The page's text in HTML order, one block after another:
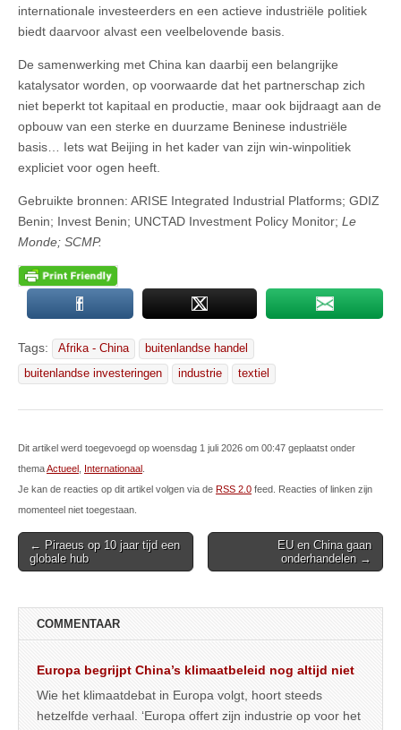
internationale investeerders en een actieve industriële politiek
biedt daarvoor alvast een veelbelovende basis.
De samenwerking met China kan daarbij een belangrijke
katalysator worden, op voorwaarde dat het partnerschap zich
niet beperkt tot kapitaal en productie, maar ook bijdraagt aan de
opbouw van een sterke en duurzame Beninese industriële
basis… Iets wat Beijing in het kader van zijn win-winpolitiek
expliciet voor ogen heeft.
Gebruikte bronnen: ARISE Integrated Industrial Platforms; GDIZ
Benin; Invest Benin; UNCTAD Investment Policy Monitor; Le
Monde; SCMP.
Tags: Afrika - China
buitenlandse handel
buitenlandse investeringen
industrie textiel
Dit artikel werd toegevoegd op woensdag 1 juli 2026 om 00:47 geplaatst onder
themaActueel Internationaal
Je kan de reacties op dit artikel volgen via de RSS 2.0 feed. Reacties of linken zijn
momenteel niet toegestaan.
Post
navigation
← Piraeus op 10 jaar tijd een
globale hub
EU en China gaan
onderhandelen →
COMMENTAAR
Europa begrijpt China’s klimaatbeleid nog altijd niet
Wie het klimaatdebat in Europa volgt, hoort steeds
hetzelfde verhaal. ‘Europa offert zijn industrie op voor het